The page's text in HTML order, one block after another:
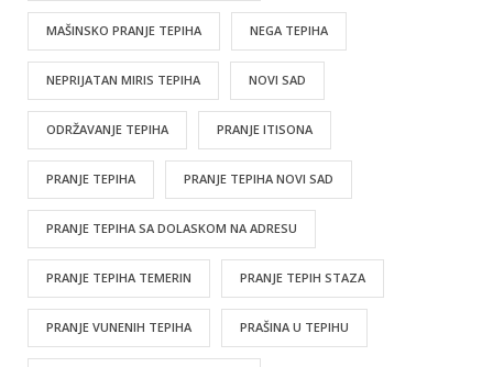
MAŠINSKO PRANJE TEPIHA NEGA TEPIHA
NEPRIJATAN MIRIS TEPIHA NOVI SAD
ODRŽAVANJE TEPIHA PRANJE ITISONA
PRANJE TEPIHA PRANJE TEPIHA NOVI SAD
PRANJE TEPIHA SA DOLASKOM NA ADRESU
PRANJE TEPIHA TEMERIN PRANJE TEPIH STAZA
PRANJE VUNENIH TEPIHA PRAŠINA U TEPIHU